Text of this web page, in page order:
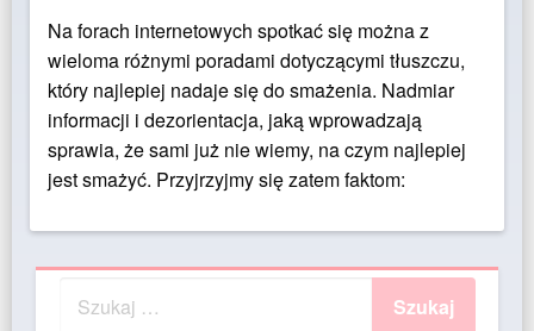
Na forach internetowych spotkać się można z
wieloma różnymi poradami dotyczącymi tłuszczu,
który najlepiej nadaje się do smażenia. Nadmiar
informacji i dezorientacja, jaką wprowadzają
sprawia, że sami już nie wiemy, na czym najlepiej
jest smażyć. Przyjrzyjmy się zatem faktom: